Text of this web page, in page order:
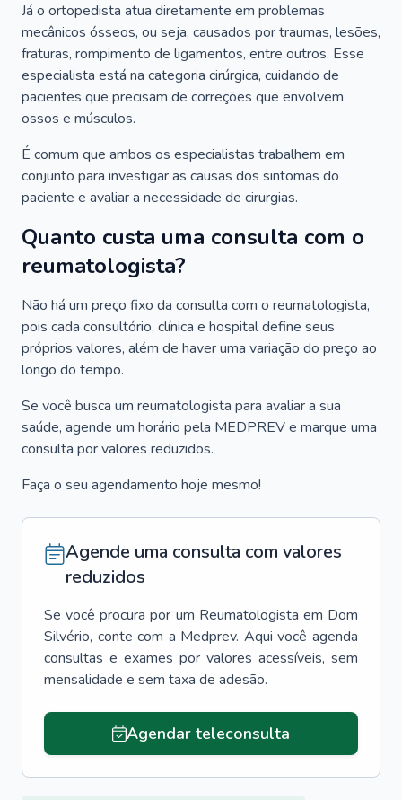
Já o ortopedista atua diretamente em problemas
mecânicos ósseos, ou seja, causados por traumas, lesões,
fraturas, rompimento de ligamentos, entre outros. Esse
especialista está na categoria cirúrgica, cuidando de
pacientes que precisam de correções que envolvem
ossos e músculos.
É comum que ambos os especialistas trabalhem em
conjunto para investigar as causas dos sintomas do
paciente e avaliar a necessidade de cirurgias.
Quanto custa uma consulta com o
reumatologista?
Não há um preço fixo da consulta com o reumatologista,
pois cada consultório, clínica e hospital define seus
próprios valores, além de haver uma variação do preço ao
longo do tempo.
Se você busca um reumatologista para avaliar a sua
saúde, agende um horário pela MEDPREV e marque uma
consulta por valores reduzidos.
Faça o seu agendamento hoje mesmo!
Agende uma consulta com valores
reduzidos
Se você procura por um Reumatologista em Dom
Silvério, conte com a Medprev. Aqui você agenda
consultas e exames por valores acessíveis, sem
mensalidade e sem taxa de adesão.
Agendar teleconsulta